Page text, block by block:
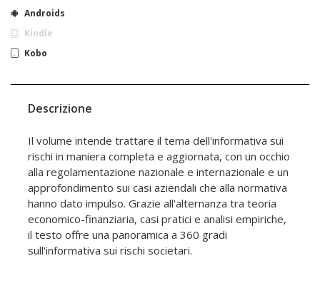
Androids
Kindle
Kobo
Descrizione
Il volume intende trattare il tema dell'informativa sui
rischi in maniera completa e aggiornata, con un occhio
alla regolamentazione nazionale e internazionale e un
approfondimento sui casi aziendali che alla normativa
hanno dato impulso. Grazie all'alternanza tra teoria
economico-finanziaria, casi pratici e analisi empiriche,
il testo offre una panoramica a 360 gradi
sull'informativa sui rischi societari.